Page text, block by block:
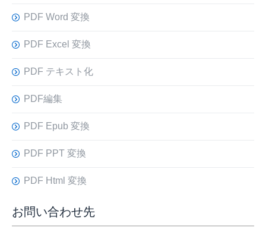
PDF Word 変換
PDF Excel 変換
PDF テキスト化
PDF編集
PDF Epub 変換
PDF PPT 変換
PDF Html 変換
お問い合わせ先